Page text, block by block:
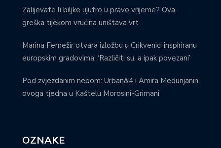
Zalijevate li biljke ujutro u pravo vrijeme? Ova
greška tijekom vrućina uništava vrt
Marina Fernežir otvara izložbu u Crikvenici inspiriranu
europskim gradovima: ‘Različiti su, a ipak povezani’
Pod zvjezdanim nebom: Urban&4 i Amira Medunjanin
ovoga tjedna u Kaštelu Morosini-Grimani
OZNAKE